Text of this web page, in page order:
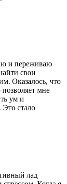
и переживаю
свои
Оказалось, что
мне
ум и
стало
лад